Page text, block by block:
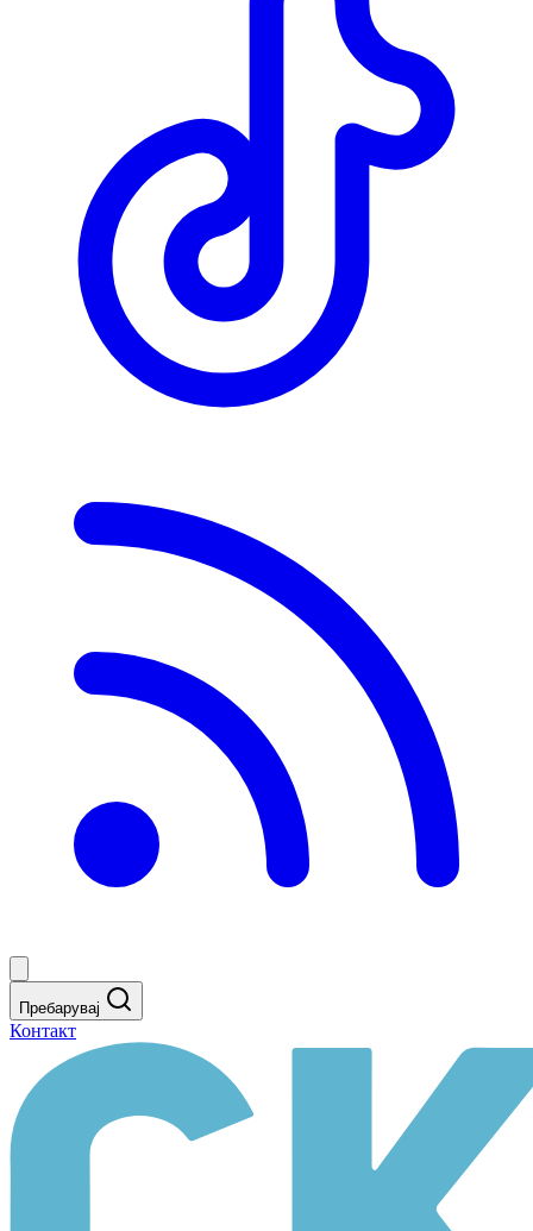
Пребарувај
Контакт